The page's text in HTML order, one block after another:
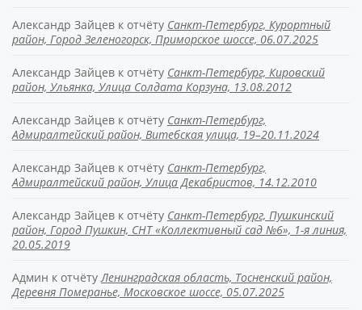
Александр Зайцев к отчёту Санкт-Петербург, Курортный
район, Город Зеленогорск, Приморское шоссе, 06.07.2025
Александр Зайцев к отчёту Санкт-Петербург, Кировский
район, Ульянка, Улица Солдата Корзуна, 13.08.2012
Александр Зайцев к отчёту Санкт-Петербург,
Адмиралтейский район, Витебская улица, 19–20.11.2024
Александр Зайцев к отчёту Санкт-Петербург,
Адмиралтейский район, Улица Декабристов, 14.12.2010
Александр Зайцев к отчёту Санкт-Петербург, Пушкинский
район, Город Пушкин, СНТ «Коллективный сад №6», 1-я линия,
20.05.2019
Админ к отчётуЛенинградская область, Тосненский район,
Деревня Померанье, Московское шоссе, 05.07.2025